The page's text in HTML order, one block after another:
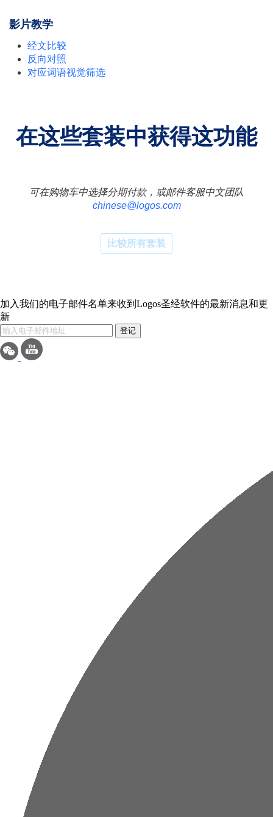
影片教学
经文比较
反向对照
对应词语视觉筛选
在这些套装中获得这功能
可在购物车中选择分期付款，或邮件客服中文团队
chinese@logos.com
比较所有套装
加入我们的电子邮件名单来收到Logos圣经软件的最新消息和更
新
登记